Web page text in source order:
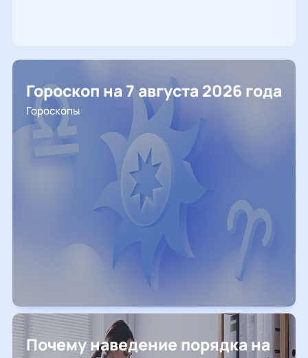
Гороскоп на 7 августа 2026 года
Гороскопы
Почему наведение порядка на